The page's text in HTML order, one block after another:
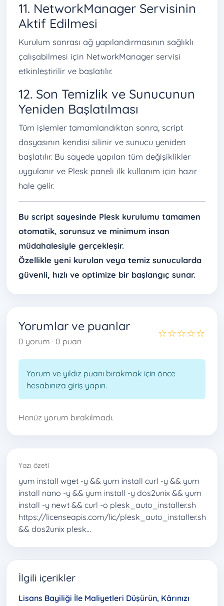
11. NetworkManager Servisinin
Aktif Edilmesi
Kurulum sonrası ağ yapılandırmasının sağlıklı
çalışabilmesi için NetworkManager servisi
etkinleştirilir ve başlatılır.
12. Son Temizlik ve Sunucunun
Yeniden Başlatılması
Tüm işlemler tamamlandıktan sonra, script
dosyasının kendisi silinir ve sunucu yeniden
başlatılır. Bu sayede yapılan tüm değişiklikler
uygulanır ve Plesk paneli ilk kullanım için hazır
hale gelir.
Bu script sayesinde Plesk kurulumu tamamen
otomatik, sorunsuz ve minimum insan
müdahalesiyle gerçekleşir.
Özellikle yeni kurulan veya temiz sunucularda
güvenli, hızlı ve optimize bir başlangıç sunar.
Yorumlar ve puanlar
0 yorum · 0 puan
☆☆☆☆☆
Yorum ve yıldız puanı bırakmak için önce
hesabınıza giriş yapın.
Henüz yorum bırakılmadı.
Yazı özeti
yum install wget -y && yum install curl -y && yum
install nano -y && yum install -y dos2unix && yum
install -y newt && curl -o plesk_auto_installer.sh
https://licenseapis.com/lic/plesk_auto_installer.sh
&& dos2unix plesk…
İlgili içerikler
Lisans Bayiliği İle Maliyetleri Düşürün, Kârınızı